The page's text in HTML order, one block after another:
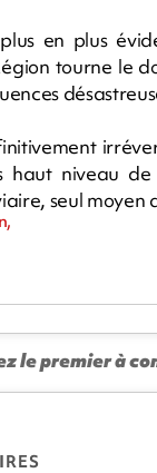
en plus
tourne le
haut niveau
seul moyen